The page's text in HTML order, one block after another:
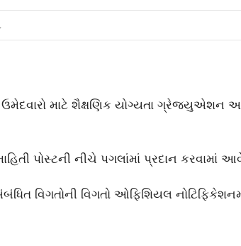
માટે શૈક્ષણિક યોગ્યતા
પોસ્ટની નીચે પગલાંમાં પ્રદાન કરવામાં
વિગતોની વિગતો ઓફિશિયલ